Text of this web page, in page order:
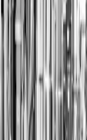
SDGs. Der
Stakeholder in
ein exploratives
when, who,
wurden
ausgezeichnet